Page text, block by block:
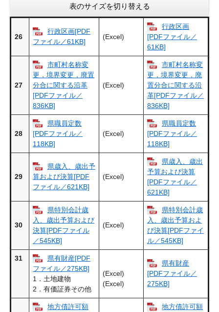
表のサイズを切り替える
26
行政区画[PDF
ファイル／61KB]
(Excel)
行政区画
[PDFファイル／
61KB]
27
市町村名称変
更，境界変更，廃置
分合に関する沿革
[PDFファイル／
836KB]
(Excel)
市町村名称変
更，境界変更，廃
置分合に関する沿
革[PDFファイル／
836KB]
28
県職員定数
[PDFファイル／
118KB]
(Excel)
県職員定数
[PDFファイル／
118KB]
29
県歳入、歳出予
算および決算[PDF
ファイル／621KB]
(Excel)
県歳入、歳出
予算および決算
[PDFファイル／
621KB]
30
県特別会計歳
入、歳出予算および
決算[PDFファイル
／545KB]
(Excel)
県特別会計歳
入、歳出予算およ
び決算[PDFファイ
ル／545KB]
31
県有財産[PDF
ファイル／275KB]
1．土地建物
2．有価証券その他
(Excel)
(Excel)
県有財産
[PDFファイル／
275KB]
地方債許可額
地方債許可額